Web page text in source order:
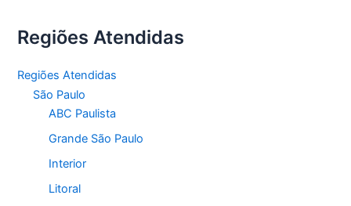
Regiões Atendidas
Regiões Atendidas
São Paulo
ABC Paulista
Grande São Paulo
Interior
Litoral